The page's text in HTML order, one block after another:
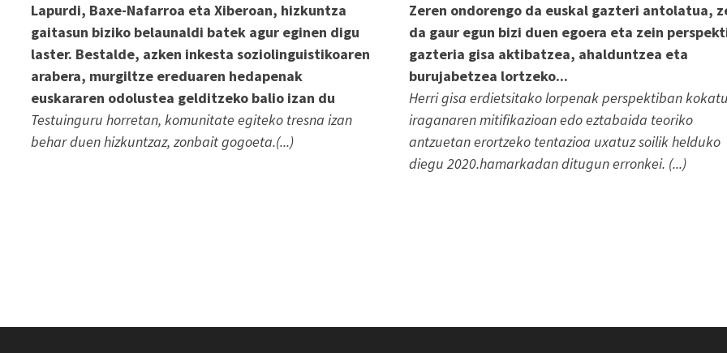
Lapurdi, Baxe-Nafarroa eta Xiberoan, hizkuntza
gaitasun biziko belaunaldi batek agur eginen digu
laster. Bestalde, azken inkesta soziolinguistikoaren
arabera, murgiltze ereduaren hedapenak
euskararen odolustea gelditzeko balio izan du
Testuinguru horretan, komunitate egiteko tresna izan
behar duen hizkuntzaz, zonbait gogoeta.(...)
Zeren ondorengo da euskal gazteri antolatua,
da gaur egun bizi duen egoera eta zein
gazteria gisa aktibatzea, ahalduntzea eta
burujabetzea lortzeko...
Herri gisa erdietsitako lorpenak perspektiban
iraganaren mitifikazioan edo eztabaida teoriko
antzuetan erortzeko tentazioa uxatuz soilik helduko
diegu 2020.hamarkadan ditugun erronkei. (...)